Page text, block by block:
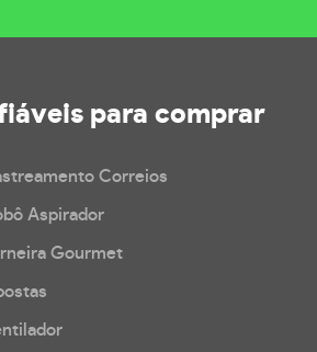
para comprar
Correios
Aspirador
Gourmet